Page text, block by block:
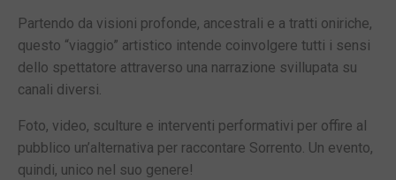
Partendo da visioni profonde, ancestrali e a tratti oniriche,
questo “viaggio” artistico intende coinvolgere tutti i sensi
dello spettatore attraverso una narrazione svillupata su
canali diversi.
Foto, video, sculture e interventi performativi per offire al
pubblico un’alternativa per raccontare Sorrento. Un evento,
quindi, unico nel suo genere!